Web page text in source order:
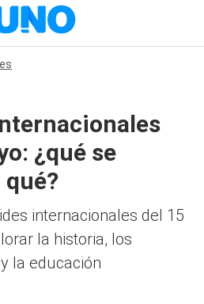
¿qué se
internacionales del 15
la historia, los
la educación